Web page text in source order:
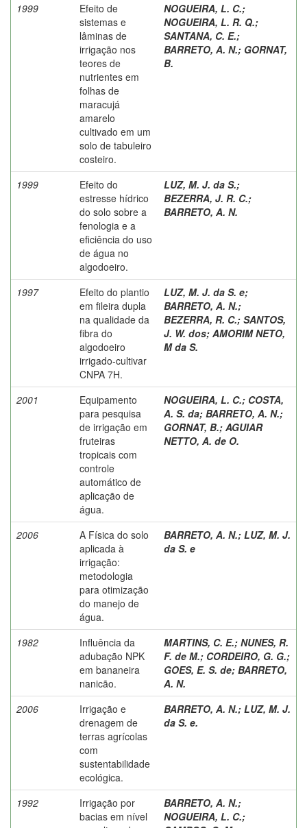
1999
Efeito de
sistemas e
lâminas de
irrigação nos
teores de
nutrientes em
folhas de
maracujá
amarelo
cultivado em um
solo de tabuleiro
costeiro.
NOGUEIRA, L. C.;
NOGUEIRA, L. R. Q.;
SANTANA, C. E.;
BARRETO, A. N.; GORNAT,
B.
1999
Efeito do
estresse hídrico
do solo sobre a
fenologia e a
eficiência do uso
de água no
algodoeiro.
LUZ, M. J. da S.;
BEZERRA, J. R. C.;
BARRETO, A. N.
1997
Efeito do plantio
em fileira dupla
na qualidade da
fibra do
algodoeiro
irrigado-cultivar
CNPA 7H.
LUZ, M. J. da S. e;
BARRETO, A. N.;
BEZERRA, R. C.; SANTOS,
J. W. dos; AMORIM NETO,
M da S.
2001
Equipamento
para pesquisa
de irrigação em
fruteiras
tropicais com
controle
automático de
aplicação de
água.
NOGUEIRA, L. C.; COSTA,
A. S. da; BARRETO, A. N.;
GORNAT, B.; AGUIAR
NETTO, A. de O.
2006
A Física do solo
aplicada à
irrigação:
metodologia
para otimização
do manejo de
água.
BARRETO, A. N.; LUZ, M. J.
da S. e
1982
Influência da
adubação NPK
em bananeira
nanicão.
MARTINS, C. E.; NUNES, R.
F. de M.; CORDEIRO, G. G.;
GOES, E. S. de; BARRETO,
A. N.
2006
Irrigação e
drenagem de
terras agrícolas
com
sustentabilidade
ecológica.
BARRETO, A. N.; LUZ, M. J.
da S. e.
1992
Irrigação por
bacias em nível
BARRETO, A. N.;
NOGUEIRA, L. C.;